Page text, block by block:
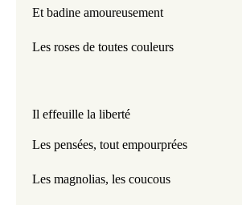
Et badine amoureusement
Les roses de toutes couleurs
Il effeuille la liberté
Les pensées, tout empourprées
Les magnolias, les coucous